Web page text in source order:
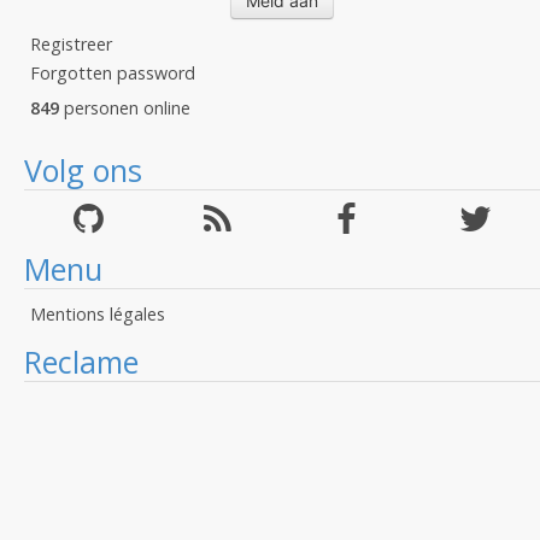
Registreer
Forgotten password
849 personen online
Volg ons
Menu
Mentions légales
Reclame